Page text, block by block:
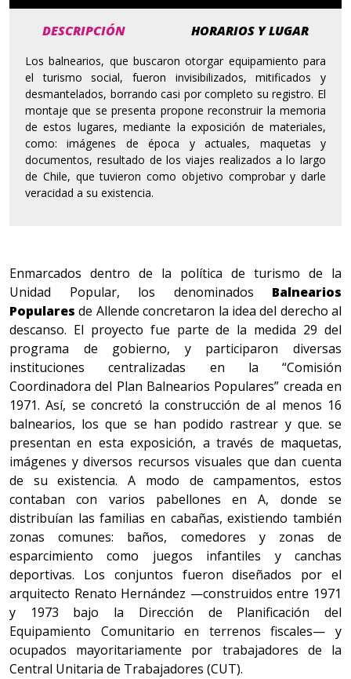
DESCRIPCIÓN HORARIOS Y LUGAR
Los balnearios, que buscaron otorgar equipamiento para
el turismo social, fueron invisibilizados, mitificados y
desmantelados, borrando casi por completo su registro. El
montaje que se presenta propone reconstruir la memoria
de estos lugares, mediante la exposición de materiales,
como: imágenes de época y actuales, maquetas y
documentos, resultado de los viajes realizados a lo largo
de Chile, que tuvieron como objetivo comprobar y darle
veracidad a su existencia.
Enmarcados dentro de la política de turismo de la
Unidad Popular, los denominados Balnearios
Populares de Allende concretaron la idea del derecho al
descanso. El proyecto fue parte de la medida 29 del
programa de gobierno, y participaron diversas
instituciones centralizadas en la “Comisión
Coordinadora del Plan Balnearios Populares” creada en
1971. Así, se concretó la construcción de al menos 16
balnearios, los que se han podido rastrear y que. se
presentan en esta exposición, a través de maquetas,
imágenes y diversos recursos visuales que dan cuenta
de su existencia. A modo de campamentos, estos
contaban con varios pabellones en A, donde se
distribuían las familias en cabañas, existiendo también
zonas comunes: baños, comedores y zonas de
esparcimiento como juegos infantiles y canchas
deportivas. Los conjuntos fueron diseñados por el
arquitecto Renato Hernández —construidos entre 1971
y 1973 bajo la Dirección de Planificación del
Equipamiento Comunitario en terrenos fiscales— y
ocupados mayoritariamente por trabajadores de la
Central Unitaria de Trabajadores (CUT).